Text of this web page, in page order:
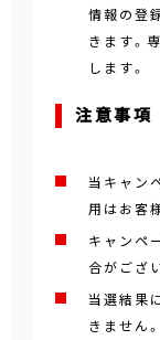
情報の登
きます。
します。
注意事項
当キャン
用はお客
キャンペ
合がござ
当選結果
きません。